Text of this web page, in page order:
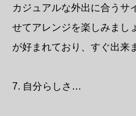
カジュアルな外出に合うサ
せてアレンジを楽しみまし
が好まれており、すぐ出来
7. 自分らしさ…